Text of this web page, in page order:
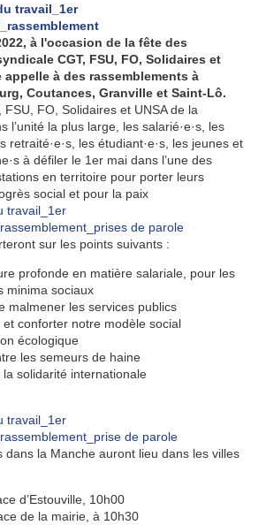
à l'occasion de la fête des
CGT, FSU, FO, Solidaires et
appelle à des rassemblements à
Coutances, Granville et Saint-Lô.
FSU, FO, Solidaires et UNSA de la
l’unité la plus large, les salarié·e·s, les
retraité·e·s, les étudiant·e·s, les jeunes et
à défiler le 1er mai dans l’une des
en territoire pour porter leurs
social et pour la paix
sur les points suivants :
profonde en matière salariale, pour les
minima sociaux
malmener les services publics
et conforter notre modèle social
écologique
les semeurs de haine
la solidarité internationale
dans la Manche auront lieu dans les villes
d’Estouville, 10h00
de la mairie, à 10h30